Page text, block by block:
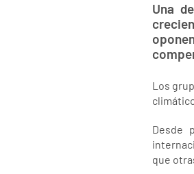
Una
Los
Desde
que